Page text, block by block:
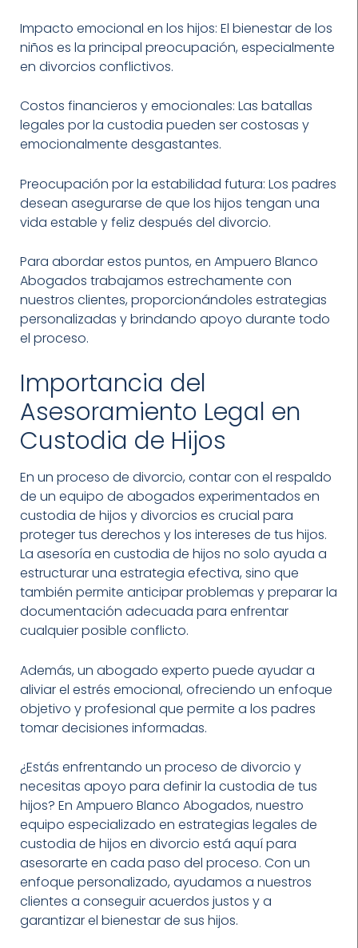
Impacto emocional en los hijos: El bienestar de los
niños es la principal preocupación, especialmente
en divorcios conflictivos.
Costos financieros y emocionales: Las batallas
legales por la custodia pueden ser costosas y
emocionalmente desgastantes.
Preocupación por la estabilidad futura: Los padres
desean asegurarse de que los hijos tengan una
vida estable y feliz después del divorcio.
Para abordar estos puntos, en Ampuero Blanco
Abogados trabajamos estrechamente con
nuestros clientes, proporcionándoles estrategias
personalizadas y brindando apoyo durante todo
el proceso.
Importancia del
Asesoramiento Legal en
Custodia de Hijos
En un proceso de divorcio, contar con el respaldo
de un equipo de abogados experimentados en
custodia de hijos y divorcios es crucial para
proteger tus derechos y los intereses de tus hijos.
La asesoría en custodia de hijos no solo ayuda a
estructurar una estrategia efectiva, sino que
también permite anticipar problemas y preparar la
documentación adecuada para enfrentar
cualquier posible conflicto.
Además, un abogado experto puede ayudar a
aliviar el estrés emocional, ofreciendo un enfoque
objetivo y profesional que permite a los padres
tomar decisiones informadas.
¿Estás enfrentando un proceso de divorcio y
necesitas apoyo para definir la custodia de tus
hijos? En Ampuero Blanco Abogados, nuestro
equipo especializado en estrategias legales de
custodia de hijos en divorcio está aquí para
asesorarte en cada paso del proceso. Con un
enfoque personalizado, ayudamos a nuestros
clientes a conseguir acuerdos justos y a
garantizar el bienestar de sus hijos.